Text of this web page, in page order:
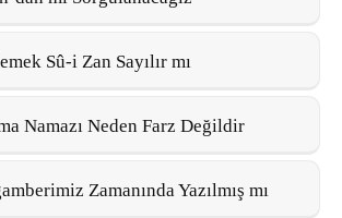
Sû-i Zan Sayılır mı
Namazı Neden Farz Değildir
Zamanında Yazılmış mı